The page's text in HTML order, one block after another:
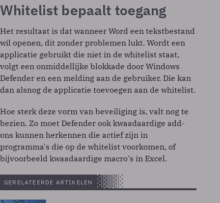
Whitelist bepaalt toegang
Het resultaat is dat wanneer Word een tekstbestand
wil openen, dit zonder problemen lukt. Wordt een
applicatie gebruikt die niet in de whitelist staat,
volgt een onmiddellijke blokkade door Windows
Defender en een melding aan de gebruiker. Die kan
dan alsnog de applicatie toevoegen aan de whitelist.
Hoe sterk deze vorm van beveiliging is, valt nog te
bezien. Zo moet Defender ook kwaadaardige add-
ons kunnen herkennen die actief zijn in
programma's die op de whitelist voorkomen, of
bijvoorbeeld kwaadaardige macro's in Excel.
GERELATEERDE ARTIKELEN